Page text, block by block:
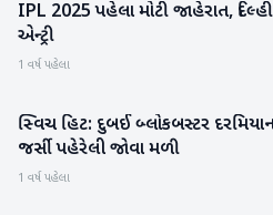
રમતગમત
IPL 2025 પહેલા મોટી જાહેરાત,
એન્ટ્રી
1 વર્ષ પહેલા
રમતગમત
સ્વિચ હિટ: દુબઈ બ્લોકબસ્ટર દરમિયાન
જર્સી પહેરેલી જોવા મળી
1 વર્ષ પહેલા